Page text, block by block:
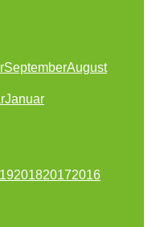
SeptemberAugust
Januar
201820172016